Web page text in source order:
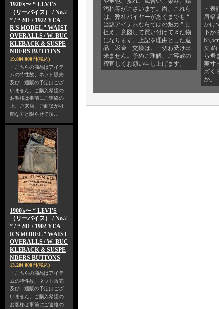
1920's〜 “ LEVI'S
（リーバイス） / No.2
” / “ 201 / 1922 YEA
R'S MODEL ” WAIST
OVERALLS / W. BUC
KLEBACK & SUSPE
NDERS BUTTONS
19,800,000円(税込)
・こちらの商品はアイテ
ムの特性故、ネット販売
及び、通販の予定はござ
いません。ご購入希望の
お客様は事前にご連絡の
上、ご来店、ご商談が可
能な方と限らせて頂…
1900's〜 “ LEVI'S
（リーバイス） / No.2
” / “ 201 / 1902 YEA
R'S MODEL ” WAIST
OVERALLS / W. BUC
KLEBACK & SUSPE
NDERS BUTTONS
13,200,000円(税込)
・こちらの商品はアイテ
ムの特性故、ネット販売
及び、通販の予定はござ
いません。ご購入希望の
お客様は事前にご連絡の
汚れ等がございます。尚、これら
は、弊社バイヤーがあくまでも “
当該アイテムならではの魅力 ” と
捉え、意図して買い付けてきた物
になります。上記を理由とした返
品・返金・交換は、一切お受け出
来ません。予めご理解、ご容赦の
程宜しくお願い申し上げます。
・表
肩幅
かけ
下か
丈 約
ら裾
実寸
ズく
か。